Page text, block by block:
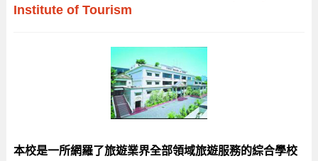
Institute of Tourism
本校是一所網羅了旅遊業界全部領域旅遊服務的綜合學校